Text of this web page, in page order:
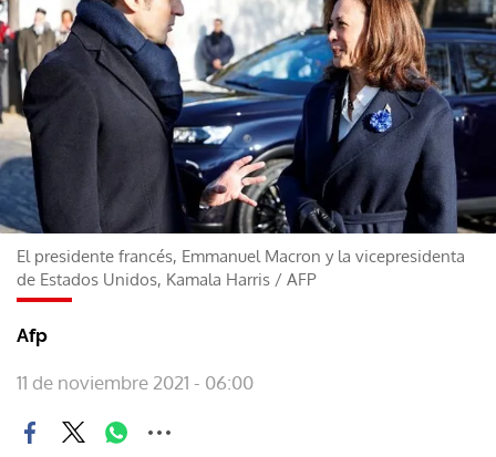
El presidente francés, Emmanuel Macron y la vicepresidenta
de Estados Unidos, Kamala Harris / AFP
Afp
11 de noviembre 2021 - 06:00